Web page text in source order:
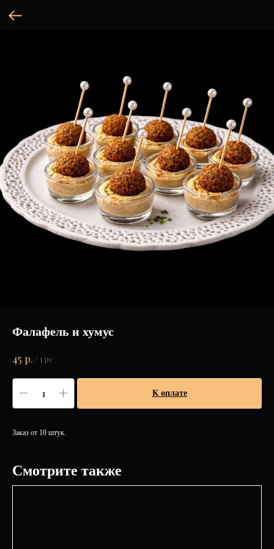
Фалафель и хумус
45 р. / 1 pc
К оплате
Заказ от 10 штук.
Смотрите также